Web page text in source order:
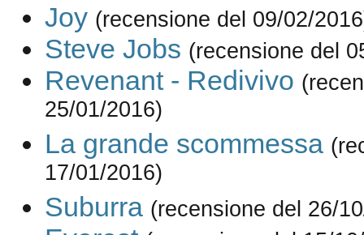
Joy (recensione del 09/02/
Steve Jobs (recensione del
Revenant - Redivivo
25/01/2016)
La grande scommessa
17/01/2016)
Suburra (recensione del 26/